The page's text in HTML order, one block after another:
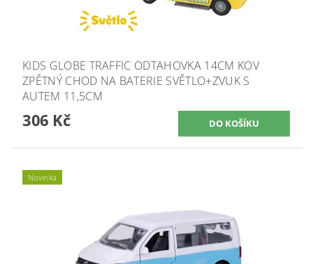
KIDS GLOBE TRAFFIC ODTAHOVKA 14CM KOV
ZPĚTNÝ CHOD NA BATERIE SVĚTLO+ZVUK S
AUTEM 11,5CM
306 Kč
Novinka